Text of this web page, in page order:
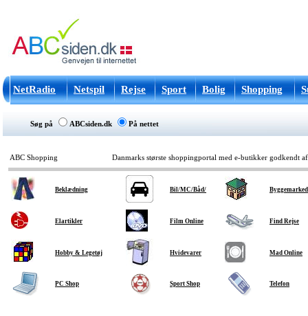
NetRadio Netspil Rejse Sport Bolig Shopping
Søg på ABCsiden.dk På nettet
ABC Shopping Danmarks største shoppingportal med e-butikker godkendt af
Beklædning Bil/MC/Båd/ Byggemarked
Elartikler Film Online Find Rejse
Hobby & Legetøj Hvidevarer Mad Online
PC Shop Sport Shop Telefon